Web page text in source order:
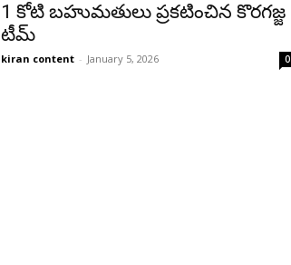
₹1 కోటి బహుమతులు ప్రకటించిన కొరగజ్జ
టీమ్
kiran content - January 5, 2026 0